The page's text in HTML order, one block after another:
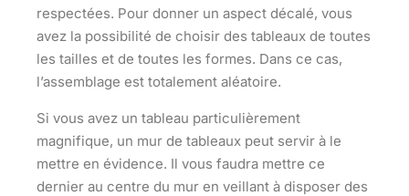
respectées. Pour donner un aspect décalé, vous
avez la possibilité de choisir des tableaux de toutes
les tailles et de toutes les formes. Dans ce cas,
l’assemblage est totalement aléatoire.
Si vous avez un tableau particulièrement
magnifique, un mur de tableaux peut servir à le
mettre en évidence. Il vous faudra mettre ce
dernier au centre du mur en veillant à disposer des